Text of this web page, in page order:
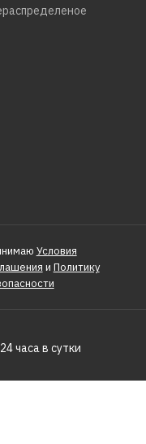
Условия
и Политику
часа в сутки